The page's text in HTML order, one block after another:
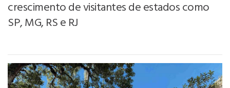
crescimento de visitantes de estados como
SP, MG, RS e RJ